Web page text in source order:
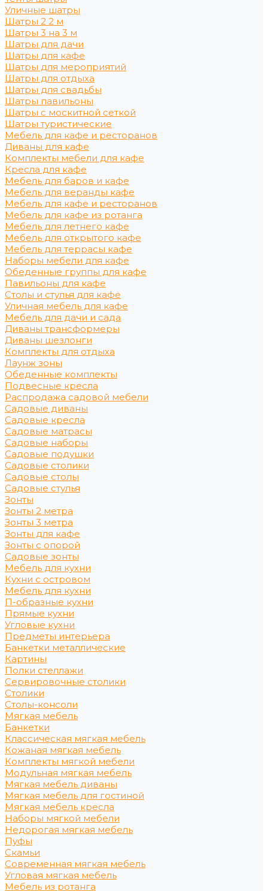
Уличные шатры
Шатры 2 2 м
Шатры 3 на 3 м
Шатры для дачи
Шатры для кафе
Шатры для мероприятий
Шатры для отдыха
Шатры для свадьбы
Шатры павильоны
Шатры с москитной сеткой
Шатры туристические
Мебель для кафе и ресторанов
Диваны для кафе
Комплекты мебели для кафе
Кресла для кафе
Мебель для баров и кафе
Мебель для веранды кафе
Мебель для кафе и ресторанов
Мебель для кафе из ротанга
Мебель для летнего кафе
Мебель для открытого кафе
Мебель для террасы кафе
Наборы мебели для кафе
Обеденные группы для кафе
Павильоны для кафе
Столы и стулья для кафе
Уличная мебель для кафе
Мебель для дачи и сада
Диваны трансформеры
Диваны шезлонги
Комплекты для отдыха
Лаунж зоны
Обеденные комплекты
Подвесные кресла
Распродажа садовой мебели
Садовые диваны
Садовые кресла
Садовые матрасы
Садовые наборы
Садовые подушки
Садовые столики
Садовые столы
Садовые стулья
Зонты
Зонты 2 метра
Зонты 3 метра
Зонты для кафе
Зонты с опорой
Садовые зонты
Мебель для кухни
Кухни с островом
Мебель для кухни
П-образные кухни
Прямые кухни
Угловые кухни
Предметы интерьера
Банкетки металлические
Картины
Полки стеллажи
Сервировочные столики
Столики
Столы-консоли
Мягкая мебель
Банкетки
Классическая мягкая мебель
Кожаная мягкая мебель
Комплекты мягкой мебели
Модульная мягкая мебель
Мягкая мебель диваны
Мягкая мебель для гостиной
Мягкая мебель кресла
Наборы мягкой мебели
Недорогая мягкая мебель
Пуфы
Скамьи
Современная мягкая мебель
Угловая мягкая мебель
Мебель из ротанга